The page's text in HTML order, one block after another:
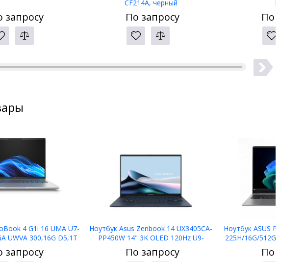
запросу
CF214A, черный
По запросу
LW-400
По
4 G1i 16 UMA U7-
UWVA 300,16G D5,1T
IR,Bl kbd
запросу
Ноутбук Asus Zenbook 14 UX3405CA-
PP450W 14" 3K OLED 120Hz U9-
285H/16Gb/SSD 1Tb/Intel® Arc™
Graphics /Ponder Blue/Win11
По запросу
Ноутбук ASUS
225H/16G/512G PCIE/14
300nt/Int Gfx/50WH/WiFi
KZ/FPS/
По